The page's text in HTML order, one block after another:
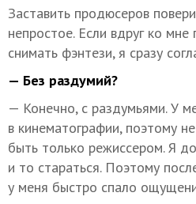
Заставить продюсеров
непростое. Если вдруг ко
снимать фэнтези, я сразу
— Без раздумий?
— Конечно, с раздумьями. У
в кинематографии, поэтому
быть только режиссером. Я
и то стараться. Поэтому
у меня быстро спало